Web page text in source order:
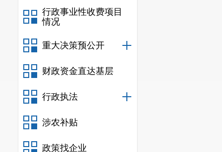
行政事业性收费项目
情况
重大决策预公开
财政资金直达基层
行政执法
涉农补贴
政策找企业